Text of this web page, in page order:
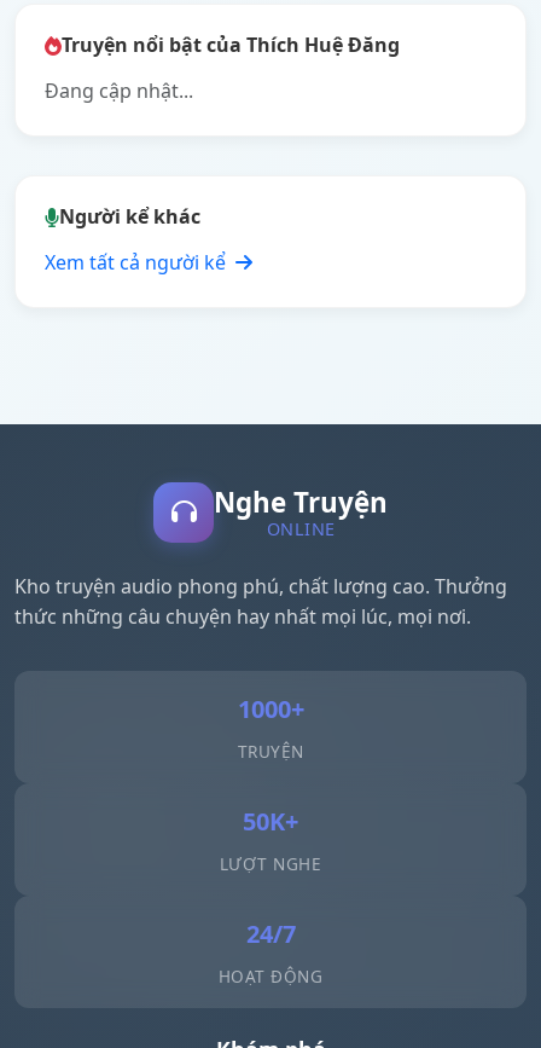
Truyện nổi bật của Thích Huệ Đăng
Đang cập nhật...
Người kể khác
Xem tất cả người kể
Nghe Truyện
ONLINE
Kho truyện audio phong phú, chất lượng cao. Thưởng
thức những câu chuyện hay nhất mọi lúc, mọi nơi.
1000+
TRUYỆN
50K+
LƯỢT NGHE
24/7
HOẠT ĐỘNG